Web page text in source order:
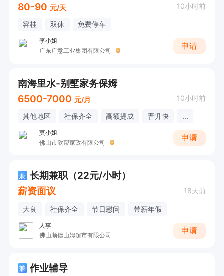
80-90 元/天 10小时前
容桂 双休 免费停车
李小姐
广东广意工业集团有限公司
申请
南海里水-别墅家务保姆
6500-7000 元/月 10小时前
其他地区 社保齐全 高额提成 晋升快 ...
莫小姐
佛山市欣帮家政有限公司
申请
兼 长期兼职（22元/小时）
薪资面议
18天前
大良 社保齐全 节日慰问 带薪年假
人事
佛山顺德山姆超市有限公司
申请
兼 作业辅导